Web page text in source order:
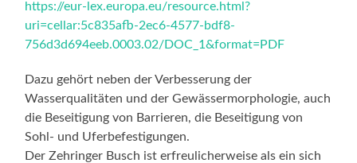
https://eur-lex.europa.eu/resource.html?
uri=cellar:5c835afb-2ec6-4577-bdf8-
756d3d694eeb.0003.02/DOC_1&format=PDF
Dazu gehört neben der Verbesserung der
Wasserqualitäten und der Gewässermorphologie, auch
die Beseitigung von Barrieren, die Beseitigung von
Sohl- und Uferbefestigungen.
Der Zehringer Busch ist erfreulicherweise als ein sich